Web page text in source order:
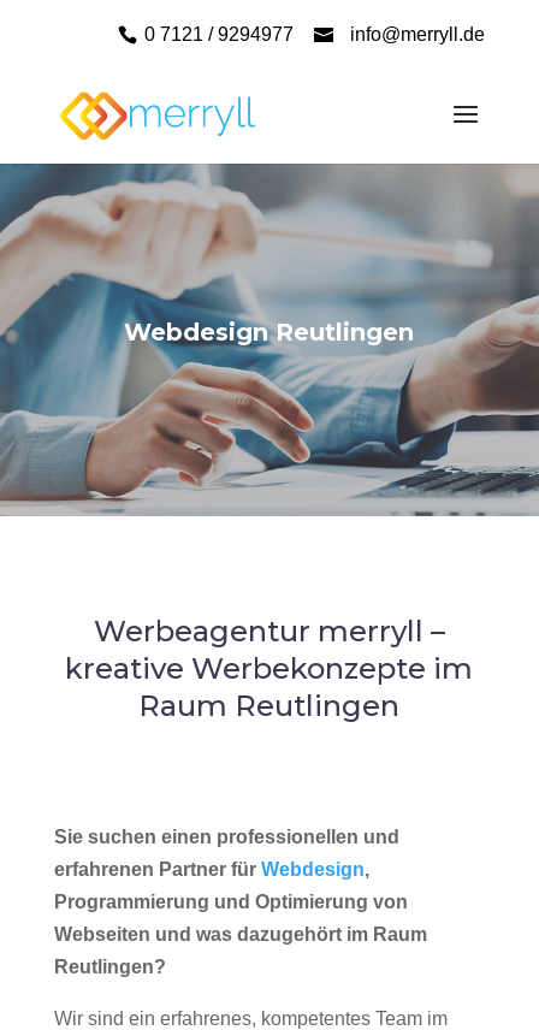
0 7121 / 9294977 info@merryll.de
Webdesign Reutlingen
Werbeagentur merryll –
kreative Werbekonzepte im
Raum Reutlingen
Sie suchen einen professionellen und
erfahrenen Partner für Webdesign,
Programmierung und Optimierung von
Webseiten und was dazugehört im Raum
Reutlingen?
Wir sind ein erfahrenes, kompetentes Team im